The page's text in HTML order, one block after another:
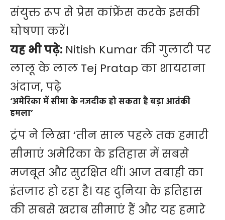
संयुक्त रूप से प्रेस कांफ्रेंस करके इसकी
घोषणा करें।
यह भी पढ़े: Nitish Kumar की गुलाटी पर
लालू के लाल Tej Pratap का शायराना
अंदाज, पढ़े
‘अमेरिका में सीमा के नजदीक हो सकता है बड़ा आतंकी
हमला’
ट्रंप ने लिखा ‘तीन साल पहले तक हमारी
सीमाएं अमेरिका के इतिहास में सबसे
मजबूत और सुरक्षित थीं। आज तबाही का
इंतजार हो रहा है। यह दुनिया के इतिहास
की सबसे खराब सीमाएं हैं और यह हमारे